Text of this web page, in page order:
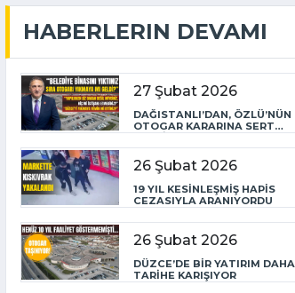
HABERLERIN DEVAMI
27 Şubat 2026
DAĞISTANLI’DAN, ÖZLÜ’NÜN
OTOGAR KARARINA SERT
TEPKİ
26 Şubat 2026
19 YIL KESİNLEŞMİŞ HAPİS
CEZASIYLA ARANIYORDU
26 Şubat 2026
DÜZCE’DE BİR YATIRIM DAHA
TARİHE KARIŞIYOR